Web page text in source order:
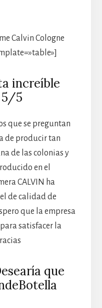
Calvin Cologne
increíble
5/5
que se preguntan
de producir tan
de las colonias y
en el
CALVIN ha
de calidad de
que la empresa
satisfacer la
que